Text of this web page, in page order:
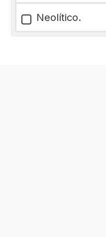
Neolítico.